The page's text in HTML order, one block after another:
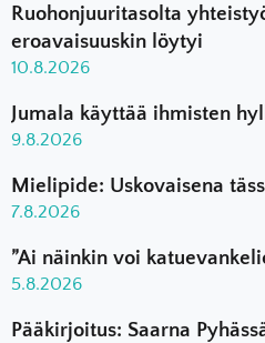
Ruohonjuuritasolta
eroavaisuuskin löytyi
10.8.2026
Jumala käyttää ihmisten
9.8.2026
Mielipide: Uskovaisena
7.8.2026
”Ai näinkin voi
5.8.2026
Pääkirjoitus: Saarna